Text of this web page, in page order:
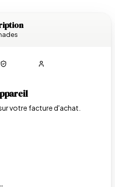
votre facture d'achat.